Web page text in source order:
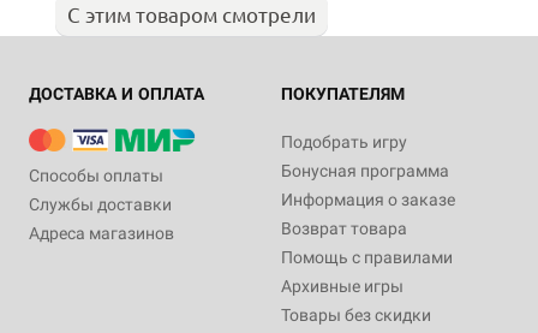
С этим товаром смотрели
ДОСТАВКА И ОПЛАТА
Способы оплаты
Службы доставки
Адреса магазинов
ПОКУПАТЕЛЯМ
Подобрать игру
Бонусная программа
Информация о заказе
Возврат товара
Помощь с правилами
Архивные игры
Товары без скидки